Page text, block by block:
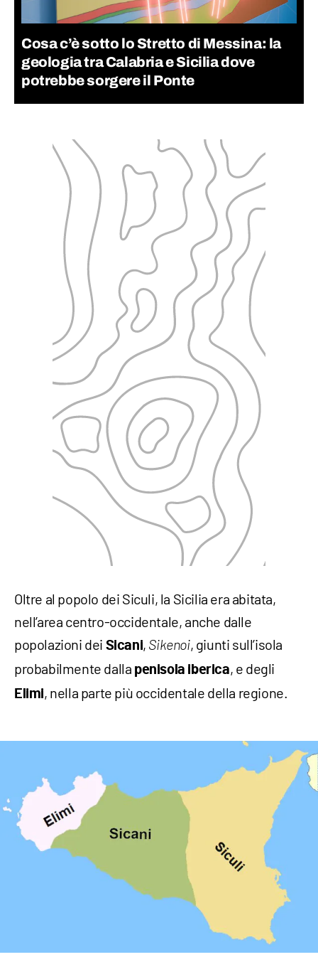
Cosa c’è sotto lo Stretto di Messina: la
geologia tra Calabria e Sicilia dove
potrebbe sorgere il Ponte
Oltre al popolo dei Siculi, la Sicilia era abitata,
nell’area centro-occidentale, anche dalle
popolazioni dei Sicani, Sikenoi, giunti sull’isola
probabilmente dalla penisola iberica, e degli
Elimi, nella parte più occidentale della regione.